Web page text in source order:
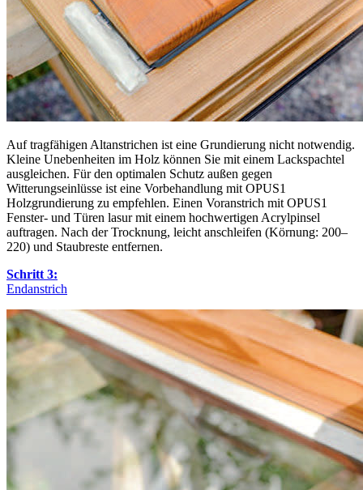
Auf tragfähigen Altanstrichen ist eine Grundierung nicht notwendig.
Kleine Unebenheiten im Holz können Sie mit einem Lackspachtel
ausgleichen. Für den optimalen Schutz außen gegen
Witterungseinlüsse ist eine Vorbehandlung mit OPUS1
Holzgrundierung zu empfehlen. Einen Voranstrich mit OPUS1
Fenster- und Türen lasur mit einem hochwertigen Acrylpinsel
auftragen. Nach der Trocknung, leicht anschleifen (Körnung: 200–
220) und Staubreste entfernen.
Schritt 3:
Endanstrich